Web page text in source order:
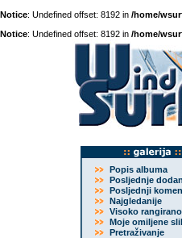
Notice: Undefined offset: 8192 in /home/
Notice: Undefined offset: 8192 in /home/
Popis albuma
Posljednje
Posljednji
Najgledanije
Visoko rangirano
Moje omiljene
Pretraživanje